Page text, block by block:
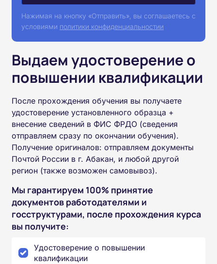
Нажимая на кнопку «Отправить», вы соглашаетесь с
условиями политики конфиденциальностии
Выдаем удостоверение о
повышении квалификации
После прохождения обучения вы получаете
удостоверение установленного образца +
внесение сведений в ФИС ФРДО (сведения
отправляем сразу по окончании обучения).
Получение оригиналов: отправляем документы
Почтой России в г. Абакан, и любой другой
регион (также возможен самовывоз).
Мы гарантируем 100% принятие
документов работодателями и
госструктурами, после прохождения курса
вы получите:
Удостоверение о повышении
квалификации